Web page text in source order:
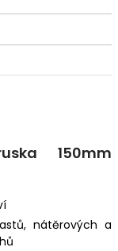
150mm
nátěrových a